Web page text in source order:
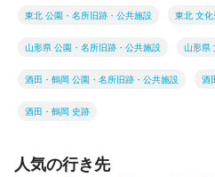
東北 公園・名所旧跡・公共施設 東北 文
山形県 公園・名所旧跡・公共施設 山形県
酒田・鶴岡 公園・名所旧跡・公共施設 酒
酒田・鶴岡 史跡
人気の行き先